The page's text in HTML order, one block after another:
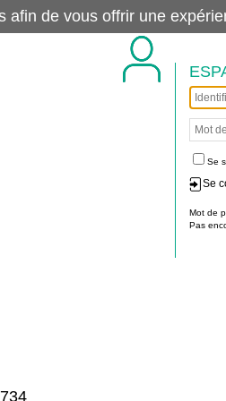
Se
Se
Mot de
Pas
afin de vous offrir une